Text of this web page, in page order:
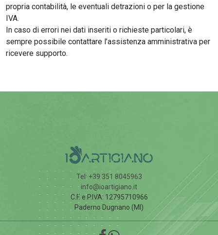
propria contabilità, le eventuali detrazioni o per la gestione
IVA.
In caso di errori nei dati inseriti o richieste particolari, è
sempre possibile contattare l’assistenza amministrativa per
ricevere supporto.
Tel: +39 351 8045963
info@ioartigiano.it
C.F. e P.IVA: 12795710966
Paderno Dugnano (MI)